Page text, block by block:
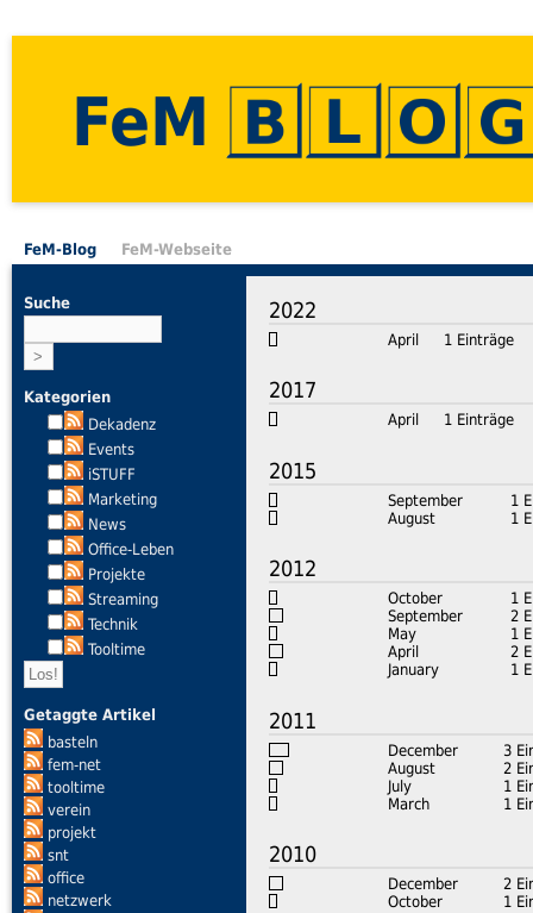
FeM
FeM-Blog FeM-Webseite
Suche
Kategorien
Dekadenz
Events
iSTUFF
Marketing
News
Office-Leben
Projekte
Streaming
Technik
Tooltime
Getaggte Artikel
basteln
fem-net
tooltime
verein
projekt
snt
office
netzwerk
2022
April 1 Einträge
2017
April 1 Einträge
2015
September
1
August
1
2012
October
1
September
2
May
1
April
2
January
1
2011
December
3
August
2
July
1
March
1
2010
December
2
October
1